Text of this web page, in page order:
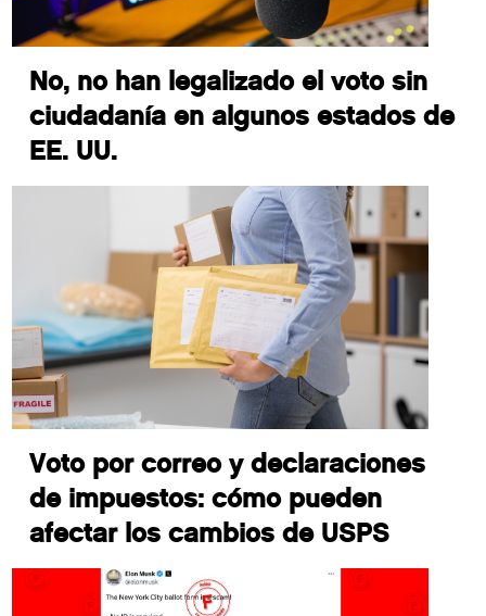
No, no han legalizado el voto sin
ciudadanía en algunos estados de
EE. UU.
Voto por correo y declaraciones
de impuestos: cómo pueden
afectar los cambios de USPS